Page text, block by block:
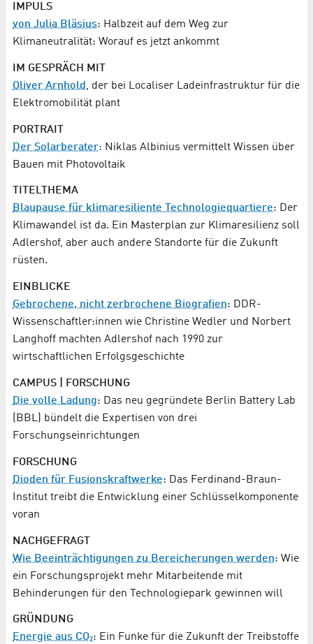
IMPULS
von Julia Bläsius: Halbzeit auf dem Weg zur
Klimaneutralität: Worauf es jetzt ankommt
IM GESPRÄCH MIT
Oliver Arnhold , der bei Localiser Ladeinfrastruktur für die
Elektromobilität plant
PORTRAIT
Der Solarberater: Niklas Albinius vermittelt Wissen über
Bauen mit Photovoltaik
TITELTHEMA
Blaupause für klimaresiliente Technologiequartiere: Der
Klimawandel ist da. Ein Masterplan zur Klimaresilienz soll
Adlershof, aber auch andere Standorte für die Zukunft
rüsten.
EINBLICKE
Gebrochene, nicht zerbrochene Biografien: DDR-
Wissenschaftler:innen wie Christine Wedler und Norbert
Langhoff machten Adlershof nach 1990 zur
wirtschaftlichen Erfolgsgeschichte
CAMPUS | FORSCHUNG
Die volle Ladung: Das neu gegründete Berlin Battery Lab
(BBL) bündelt die Expertisen von drei
Forschungseinrichtungen
FORSCHUNG
Dioden für Fusionskraftwerke: Das Ferdinand-Braun-
Institut treibt die Entwicklung einer Schlüsselkomponente
voran
NACHGEFRAGT
Wie Beeinträchtigungen zu Bereicherungen werden: Wie
ein Forschungsprojekt mehr Mitarbeitende mit
Behinderungen für den Technologiepark gewinnen will
GRÜNDUNG
Energie aus CO₂: Ein Funke für die Zukunft der Treibstoffe